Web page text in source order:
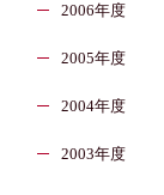
2006年度
2005年度
2004年度
2003年度